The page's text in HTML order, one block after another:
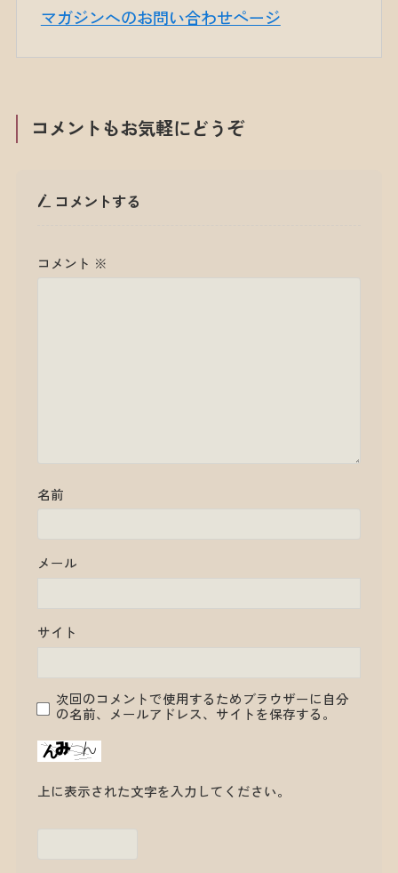
マガジンへのお問い合わせページ
コメントもお気軽にどうぞ
コメントする
コメント ※
名前
メール
サイト
次回のコメントで使用するためブラウザーに自分
の名前、メールアドレス、サイトを保存する。
上に表示された文字を入力してください。